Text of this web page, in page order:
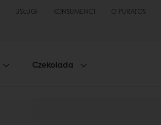
USŁUGI KONSUMENCI O PURATOS
Czekolada